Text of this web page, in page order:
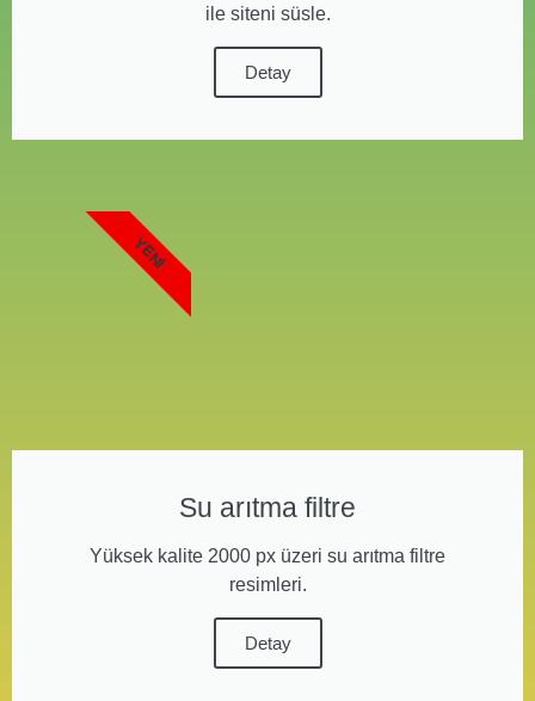
ile siteni süsle.
Detay
Su arıtma filtre
Yüksek kalite 2000 px üzeri su arıtma filtre
resimleri.
Detay
YENI